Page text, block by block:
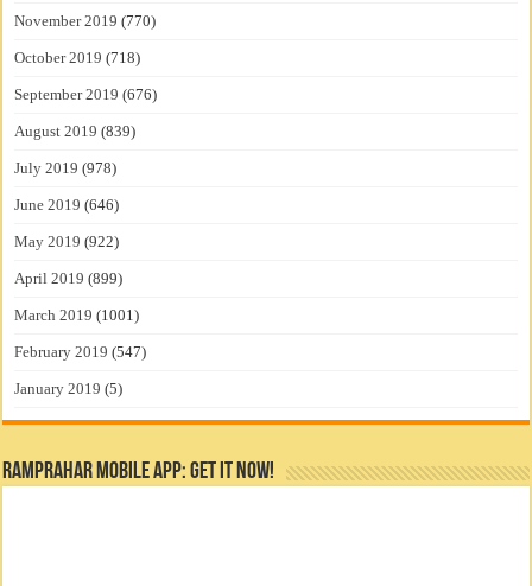
November 2019 (770)
October 2019 (718)
September 2019 (676)
August 2019 (839)
July 2019 (978)
June 2019 (646)
May 2019 (922)
April 2019 (899)
March 2019 (1001)
February 2019 (547)
January 2019 (5)
RamPrahar Mobile App: Get it Now!